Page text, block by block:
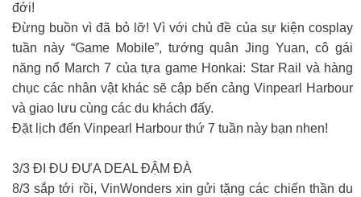
đới!
Đừng buồn vì đã bỏ lỡ! Vì với chủ đề của sự kiện cosplay
tuần này “Game Mobile”, tướng quân Jing Yuan, cô gái
năng nổ March 7 của tựa game Honkai: Star Rail và hàng
chục các nhân vật khác sẽ cập bến cảng Vinpearl Harbour
và giao lưu cùng các du khách đấy.
Đặt lịch đến Vinpearl Harbour thứ 7 tuần này bạn nhen!
3/3 ĐI ĐU ĐƯA DEAL ĐẬM ĐÀ
8/3 sắp tới rồi, VinWonders xin gửi tặng các chiến thần du